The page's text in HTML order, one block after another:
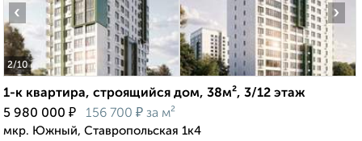
2/10
‹ ›
1-к квартира, строящийся дом, 38м², 3/12 этаж
5 980 000 ₽ 156 700 ₽ за м²
мкр. Южный, Ставропольская 1к4